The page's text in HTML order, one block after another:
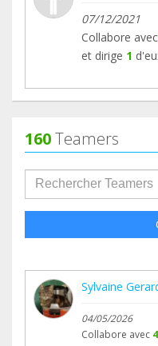
07/12/2021
Collabore avec
et dirige 1
160Teamers
Sylvaine
04/05/2026
Collabore avec 4